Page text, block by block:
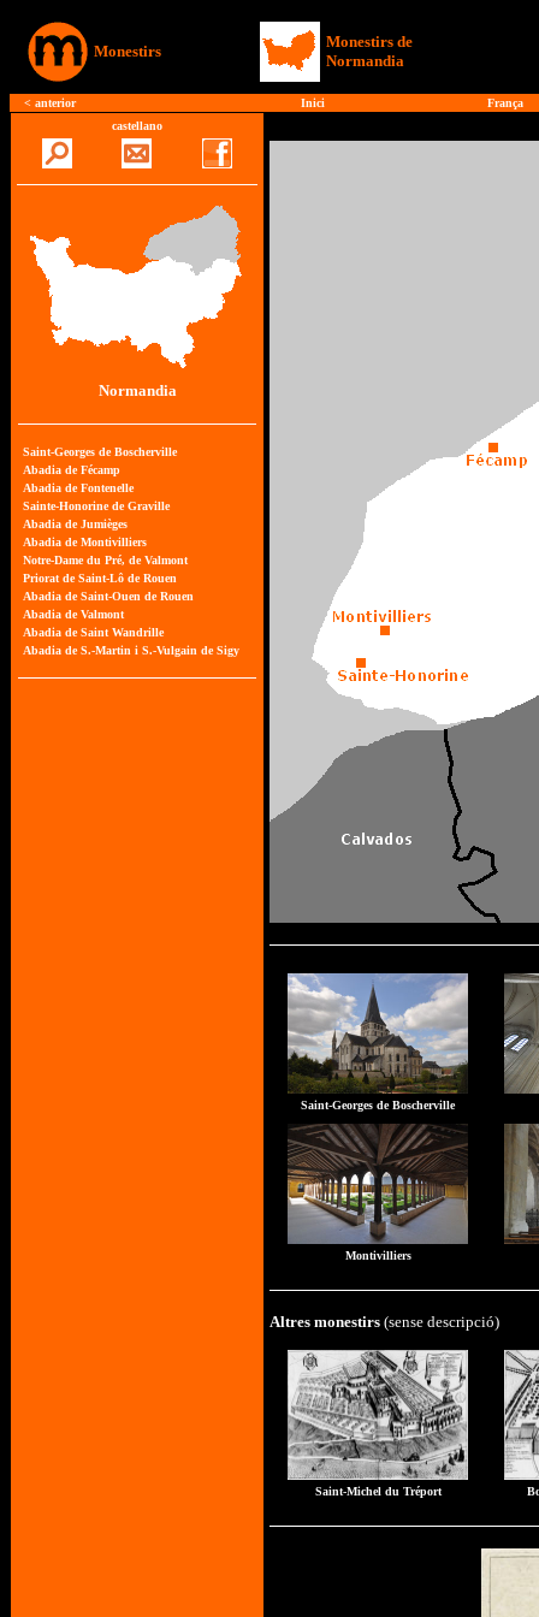
Monestirs
Monestirs de
Normandia
< anterior Inici
França
castellano
Normandia
Saint-Georges de Boscherville
Montivilliers
Altres monestirs (sense descripció)
Saint-Michel du Tréport